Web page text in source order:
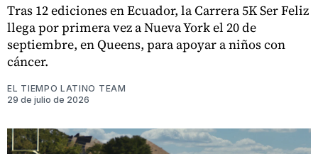
Tras 12 ediciones en Ecuador, la Carrera 5K Ser Feliz
llega por primera vez a Nueva York el 20 de
septiembre, en Queens, para apoyar a niños con
cáncer.
EL TIEMPO LATINO TEAM
29 de julio de 2026